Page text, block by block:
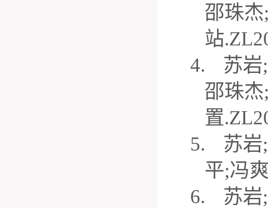
邵珠杰
站
4.
苏岩;
邵珠杰
置
5.
苏岩;
平;冯
6.
苏岩;